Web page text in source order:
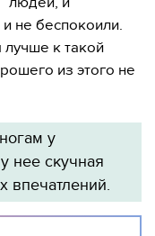
не беспокоили.
лучше к такой
из этого не
у
нее скучная
впечатлений.